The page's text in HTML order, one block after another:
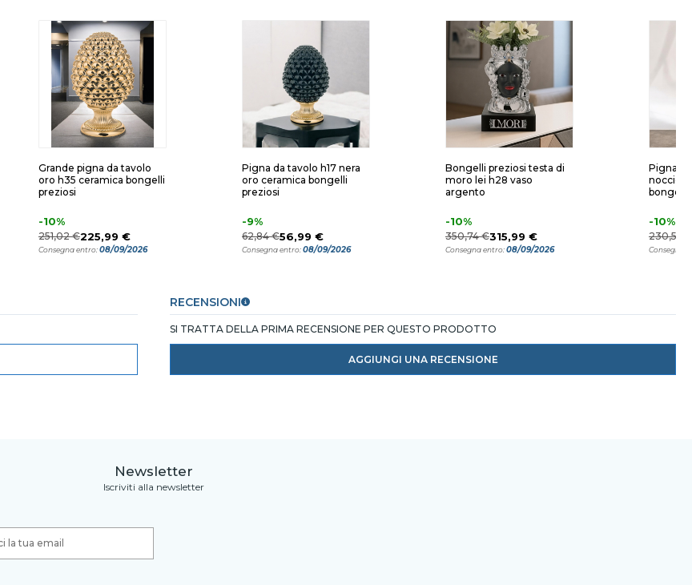
Grande pigna da tavolo
oro h35 ceramica bongelli
preziosi
-10%
251,02 €225,99 €
Consegna entro:08/09/2026
Pigna da tavolo h17 nera
oro ceramica bongelli
preziosi
-9%
62,84 €56,99 €
Consegna entro:08/09/2026
Bongelli preziosi testa di
moro lei h28 vaso
argento
-10%
350,74 €315,99 €
Consegna entro:08/09/2026
Pigna
nocciola
bongelli
-10%
230,58
Consegna
RECENSIONI
SI TRATTA DELLA PRIMA RECENSIONE PER QUESTO PRODOTTO
AGGIUNGI UNA RECENSIONE
Newsletter
Iscriviti alla newsletter